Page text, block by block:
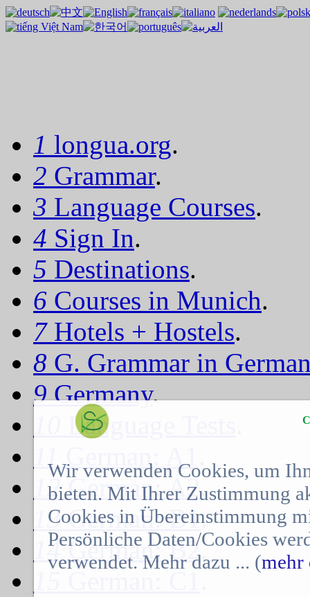
1 longua.org.
2 Grammar.
3 Language Courses.
4 Sign In.
5 Destinations.
6 Courses in Munich.
7 Hotels + Hostels.
8 G. Grammar in
9Germany.
Language Tests
11German: A1
12German: A2.
13German: B1.
14German: B2.
Wir verwenden Cookies, um
bieten. Mit Ihrer Zustimmung
Cookies in Übereinstimmung
Persönliche Daten/Cookies
verwendet. Mehr dazu ... (mehr